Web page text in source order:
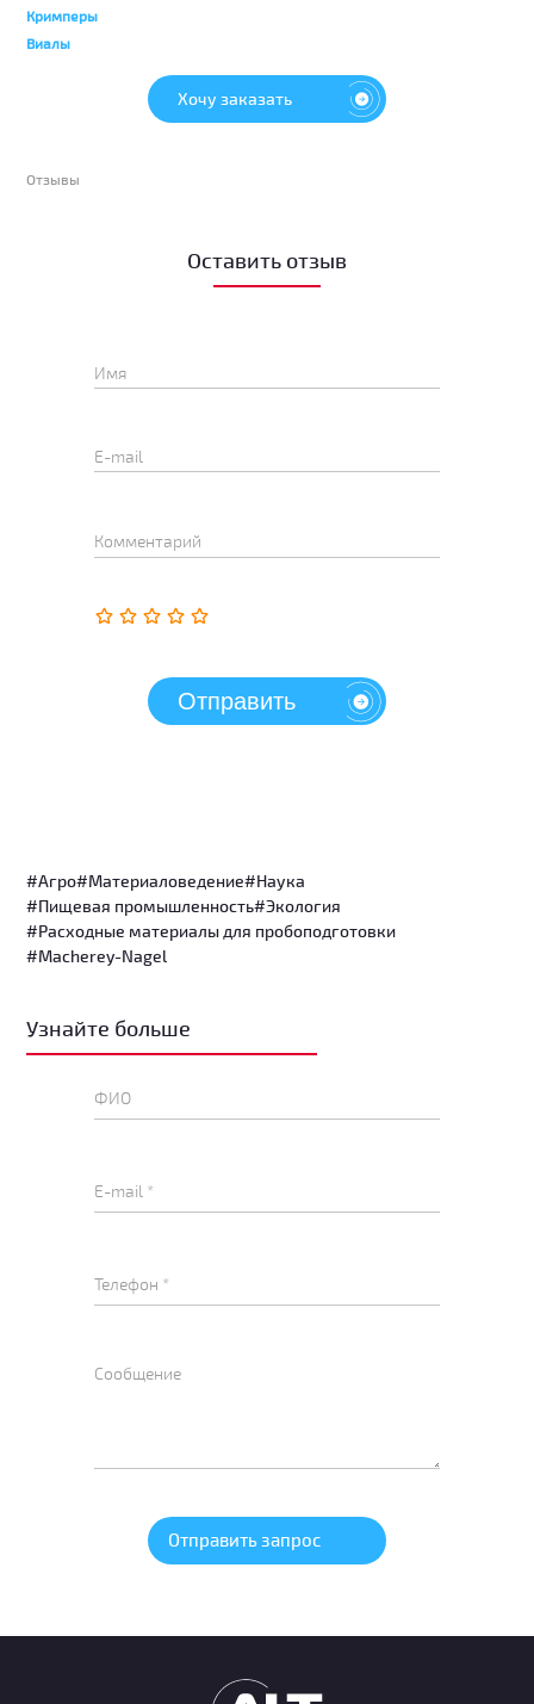
Кримперы
Виалы
Хочу заказать
Отзывы
Оставить отзыв
Отправить
#Агро#Материаловедение#Наука
#Пищевая промышленность#Экология
#Расходные материалы для пробоподготовки
#Macherey-Nagel
Узнайте больше